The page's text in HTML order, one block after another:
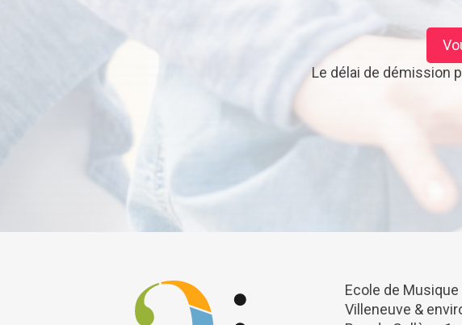
Le délai de démission
Ecole de Musique
Villeneuve &